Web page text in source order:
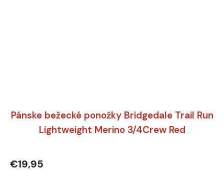
Pánske bežecké ponožky Bridgedale Trail Run
Lightweight Merino 3/4Crew Red
€19,95